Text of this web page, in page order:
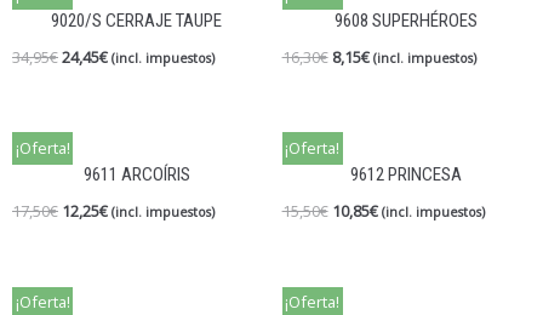
9020/S CERRAJE TAUPE
34,95€24,45€ (incl. impuestos)
9608 SUPERHÉROES
16,30€ 8,15€ (incl. impuestos)
¡Oferta!
9611 ARCOÍRIS
17,50€ 12,25€ (incl. impuestos)
¡Oferta!
9612 PRINCESA
15,50€ 10,85€ (incl. impuestos)
¡Oferta!
¡Oferta!